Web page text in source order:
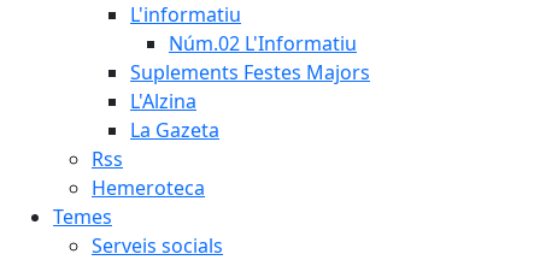
L'informatiu
Núm.02 L'Informatiu
Suplements Festes Majors
L'Alzina
La Gazeta
Rss
Hemeroteca
Temes
Serveis socials